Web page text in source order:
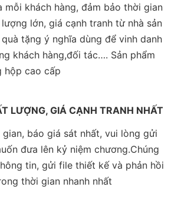
mỗi khách hàng, đảm bảo thời gian
lớn, giá cạnh tranh từ nhà sản
tặng ý nghĩa dùng để vinh danh
khách hàng,đối tác…. Sản phẩm
hộp cao cấp
LƯỢNG, GIÁ CẠNH TRANH NHẤT
báo giá sát nhất, vui lòng gửi
đưa lên kỷ niệm chương.Chúng
tin, gửi file thiết kế và phản hồi
thời gian nhanh nhất